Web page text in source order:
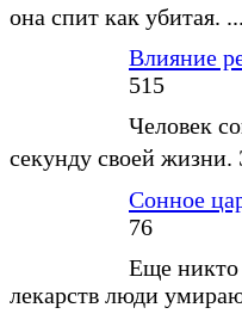
она спит как убитая. ...
Влияние
515
Человек
секунду своей
Сонное
76
Еще никто
лекарств люди